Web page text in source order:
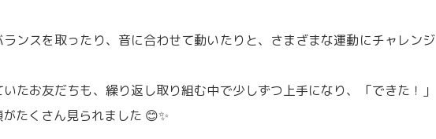
ンスを取ったり、音に合わせて動いたりと、さまざまな運動にチャレンジ
たお友だちも、繰り返し取り組む中で少しずつ上手になり、「できた！」
たくさん見られました 😊✨